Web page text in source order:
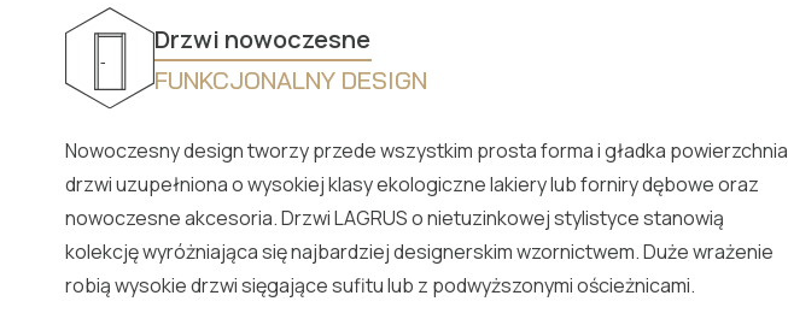
Drzwi nowoczesne
FUNKCJONALNY DESIGN
Nowoczesny design tworzy przede wszystkim prosta forma i gładka powierzchnia
drzwi uzupełniona o wysokiej klasy ekologiczne lakiery lub forniry dębowe oraz
nowoczesne akcesoria. Drzwi LAGRUS o nietuzinkowej stylistyce stanowią
kolekcję wyróżniająca się najbardziej designerskim wzornictwem. Duże wrażenie
robią wysokie drzwi sięgające sufitu lub z podwyższonymi ościeżnicami.